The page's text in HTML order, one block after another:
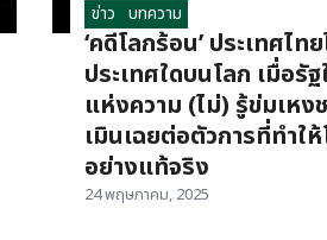
ข่าว บทความ
‘คดีโลกร้อน’ ประเทศไท
ประเทศใดบนโลก เมื่อรัฐ
แห่งความ (ไม่) รู้ข่มเหง
เมินเฉยต่อตัวการที่ทำใ
อย่างแท้จริง
24 พฤษภาคม, 2025